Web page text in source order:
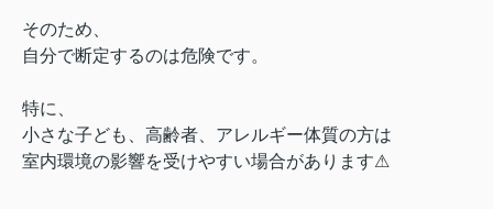
そのため、
自分で断定するのは危険です。
特に、
小さな子ども、高齢者、アレルギー体質の方は
室内環境の影響を受けやすい場合があります⚠︎